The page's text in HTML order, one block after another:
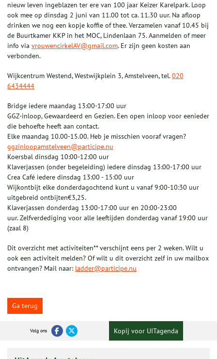
nieuw leven ingeblazen ter ere van 100 jaar Keizer Karelpark. Loop
ook mee op dinsdag 2 juni van 11.00 tot ca. 11.30 uur. Na afloop
drinken we nog een kopje koffie of thee. Verzamelen vanaf 10.45 bij
de Buurtkamer KKP in het MOC, Lindenlaan 75. Aanmelden of meer
info via vrouwencirkelAV@gmail.com. Er zijn geen kosten aan
verbonden.
Wijkcentrum Westend, Westwijkplein 3, Amstelveen, tel.020
6434444
Bridge iedere maandag 13:00-17:00 uur
GGZ-inloop, Gewaardeerd en Gezien. Een open inloop voor eenieder
die behoefte heeft aan contact.
Elke maandag 10.00-15.00. Heb je misschien vooraf vragen?
ggzinloopamstelveen@participe.nu
Koersbal dinsdag 10:00-12:00 uur
Klaverjassen (onder begeleiding) iedere dinsdag 13:00-17:00 uur
Crea Café iedere dinsdag 13:00 - 15:00 uur
Wijkontbijt elke donderdagochtend kunt u vanaf 9:00-10:30 uur
uitgebreid ontbijten€3,25.
Klaverjassen donderdag 13:00-17:00 uur en 20:00-23:00
uur. Zelfverdediging voor alle leeftijden donderdag vanaf 19:00 uur
(zaal 8)
Dit overzicht met activiteiten** verschijnt eens per 2 weken. Wilt u
ook een activiteit melden? Of wilt u dit overzicht zelf in uw mailbox
ontvangen? Mail naar: ladder@participe.nu
Ga terug
Volg ons Kopij voor UITagenda